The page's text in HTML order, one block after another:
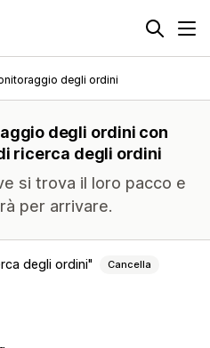
degli ordini
degli ordini con
ricerca degli ordini
si trova il loro pacco e
per arrivare.
degli ordini Cancella